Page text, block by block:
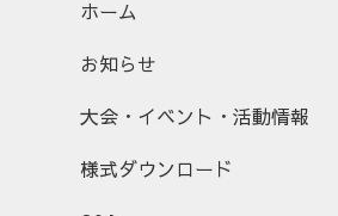
ホーム
お知らせ
大会・イベント・活動情報
様式ダウンロード